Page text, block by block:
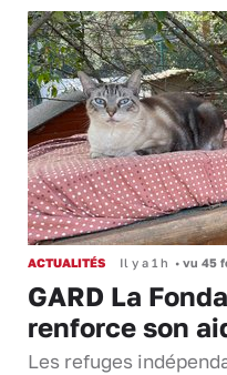
ACTUALITÉS Il y a 1 h • vu 45
GARD La
renforce son
Les refuges